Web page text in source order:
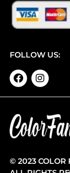
FOLLOW US:
© 2023 COLOR